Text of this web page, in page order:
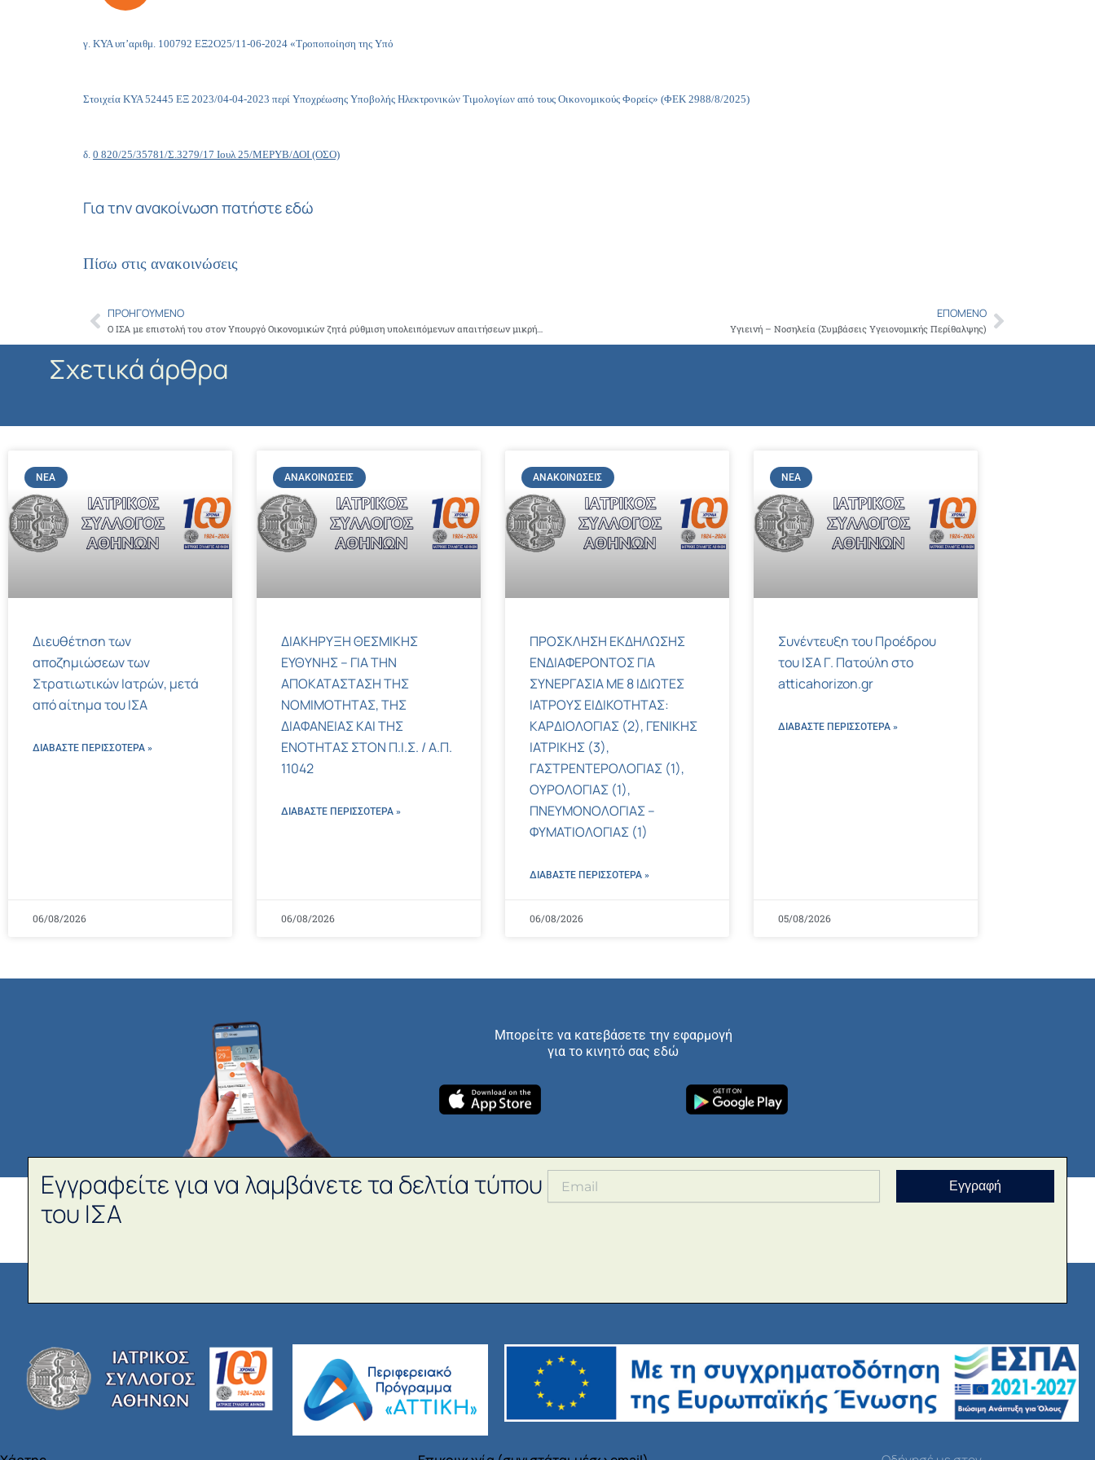
γ. ΚΥΑ υπ’αριθμ. 100792 ΕΞ2Ο25/11-06-2024 «Τροποποίηση της Υπό
Στοιχεία ΚΥΑ 52445 ΕΞ 2023/04-04-2023 περί Υποχρέωσης Υποβολής Ηλεκτρονικών Τιμολογίων από τους Οικονομικούς Φορείς» (ΦΕΚ 2988/8/2025)
δ. 0 820/25/35781/Σ.3279/17 Ιουλ 25/ΜΕΡΥΒ/ΔΟΙ (ΟΣΟ)
Για την ανακοίνωση πατήστε εδώ
Πίσω στις ανακοινώσεις
Prev
ΠΡΟΗΓΟΎΜΕΝΟ
Ο ΙΣΑ με επιστολή του στον Υπουργό Οικονομικών ζητά ρύθμιση υπολειπόμενων απαιτήσεων μικρής αξίας από factoring για δανειολήπτες
ΕΠΌΜΕΝΟ
Υγιεινή – Νοσηλεία (Συμβάσεις Υγειονομικής Περίθαλψης)Next
Σχετικά άρθρα
ΝΈΑ
Διευθέτηση των
αποζημιώσεων των
Στρατιωτικών Ιατρών, μετά
από αίτημα του ΙΣΑ
ΔΙΑΒΑΣΤΕ ΠΕΡΙΣΣΌΤΕΡΑ »
06/08/2026
ΑΝΑΚΟΙΝΏΣΕΙΣ
ΔΙΑΚΗΡΥΞΗ ΘΕΣΜΙΚΗΣ
ΕΥΘΥΝΗΣ – ΓΙΑ ΤΗΝ
ΑΠΟΚΑΤΑΣΤΑΣΗ ΤΗΣ
ΝΟΜΙΜΟΤΗΤΑΣ, ΤΗΣ
ΔΙΑΦΑΝΕΙΑΣ ΚΑΙ ΤΗΣ
ΕΝΟΤΗΤΑΣ ΣΤΟΝ Π.Ι.Σ. / Α.Π.
11042
ΔΙΑΒΑΣΤΕ ΠΕΡΙΣΣΌΤΕΡΑ »
06/08/2026
ΑΝΑΚΟΙΝΏΣΕΙΣ
ΠΡΟΣΚΛΗΣΗ ΕΚΔΗΛΩΣΗΣ
ΕΝΔΙΑΦΕΡΟΝΤΟΣ ΓΙΑ
ΣΥΝΕΡΓΑΣΙΑ ΜΕ 8 ΙΔΙΩΤΕΣ
ΙΑΤΡΟΥΣ ΕΙΔΙΚΟΤΗΤΑΣ:
ΚΑΡΔΙΟΛΟΓΙΑΣ (2), ΓΕΝΙΚΗΣ
ΙΑΤΡΙΚΗΣ (3),
ΓΑΣΤΡΕΝΤΕΡΟΛΟΓΙΑΣ (1),
ΟΥΡΟΛΟΓΙΑΣ (1),
ΠΝΕΥΜΟΝΟΛΟΓΙΑΣ –
ΦΥΜΑΤΙΟΛΟΓΙΑΣ (1)
ΔΙΑΒΑΣΤΕ ΠΕΡΙΣΣΌΤΕΡΑ »
06/08/2026
ΝΈΑ
Συνέντευξη του Προέδρου
του ΙΣΑ Γ. Πατούλη στο
atticahorizon.gr
ΔΙΑΒΑΣΤΕ ΠΕΡΙΣΣΌΤΕΡΑ »
05/08/2026
Μπορείτε να κατεβάσετε την εφαρμογή
για το κινητό σας εδώ
Εγγραφείτε για να λαμβάνετε τα δελτία τύπου
του ΙΣΑ
Εγγραφή